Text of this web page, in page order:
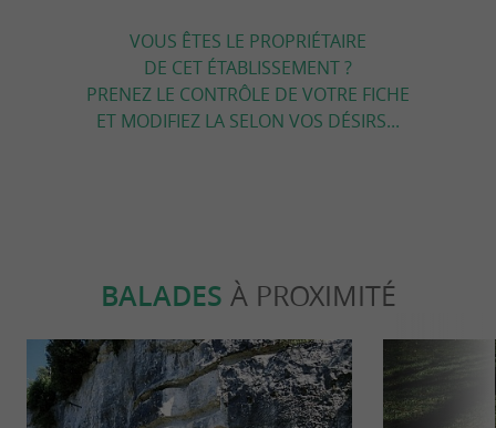
VOUS ÊTES LE PROPRIÉTAIRE
DE CET ÉTABLISSEMENT ?
PRENEZ LE CONTRÔLE DE VOTRE FICHE
ET MODIFIEZ LA SELON VOS DÉSIRS...
BALADES À PROXIMITÉ